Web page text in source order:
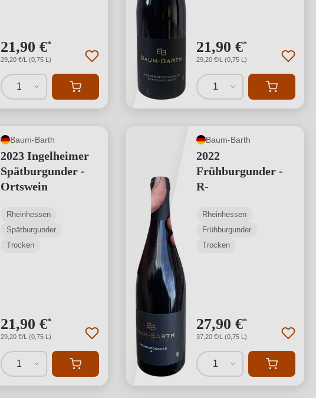
21,90 €*
29,20 €/L (0,75 L)
1
21,90 €*
29,20 €/L (0,75 L)
1
Baum-Barth
2023 Ingelheimer
Spätburgunder -
Ortswein
Rheinhessen
Spätburgunder
Trocken
21,90 €*
29,20 €/L (0,75 L)
1
Baum-Barth
2022
Frühburgunder -
R-
Rheinhessen
Frühburgunder
Trocken
27,90 €*
37,20 €/L (0,75 L)
1